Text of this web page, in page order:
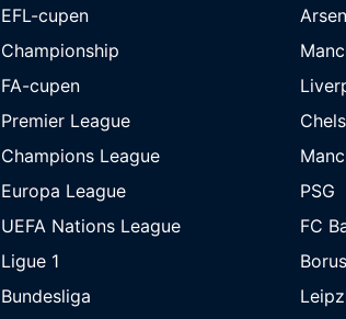
EFL-cupen
Championship
FA-cupen
Premier League
Champions League
Europa League
UEFA Nations League
Ligue 1
Bundesliga
PSG
FC